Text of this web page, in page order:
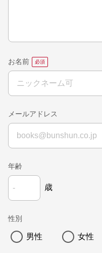
お名前
メールアドレス
年齢
歳
性別
男性 女性